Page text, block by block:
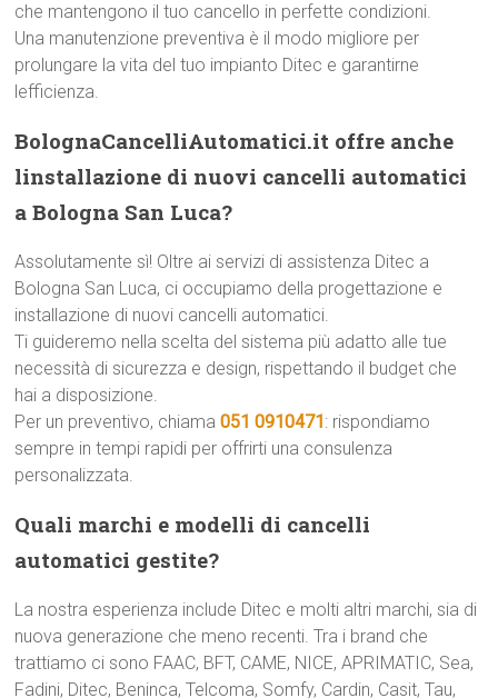
che mantengono il tuo cancello in perfette condizioni.
Una manutenzione preventiva è il modo migliore per
prolungare la vita del tuo impianto Ditec e garantirne
lefficienza.
BolognaCancelliAutomatici.it offre anche
linstallazione di nuovi cancelli automatici
a Bologna San Luca?
Assolutamente sì! Oltre ai servizi di assistenza Ditec a
Bologna San Luca, ci occupiamo della progettazione e
installazione di nuovi cancelli automatici.
Ti guideremo nella scelta del sistema più adatto alle tue
necessità di sicurezza e design, rispettando il budget che
hai a disposizione.
Per un preventivo, chiama051 0910471: rispondiamo
sempre in tempi rapidi per offrirti una consulenza
personalizzata.
Quali marchi e modelli di cancelli
automatici gestite?
La nostra esperienza include Ditec e molti altri marchi, sia di
nuova generazione che meno recenti. Tra i brand che
trattiamo ci sono FAAC, BFT, CAME, NICE, APRIMATIC, Sea,
Fadini, Ditec, Beninca, Telcoma, Somfy, Cardin, Casit, Tau,